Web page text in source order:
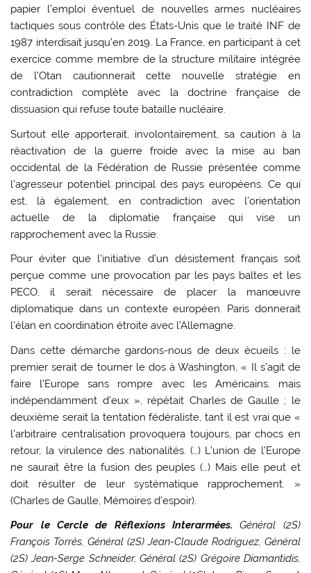
papier l’emploi éventuel de nouvelles armes nucléaires
tactiques sous contrôle des États-Unis que le traité INF de
1987 interdisait jusqu’en 2019. La France, en participant à cet
exercice comme membre de la structure militaire intégrée
de l’Otan cautionnerait cette nouvelle stratégie en
contradiction complète avec la doctrine française de
dissuasion qui refuse toute bataille nucléaire.
Surtout elle apporterait, involontairement, sa caution à la
réactivation de la guerre froide avec la mise au ban
occidental de la Fédération de Russie présentée comme
l’agresseur potentiel principal des pays européens. Ce qui
est, là également, en contradiction avec l’orientation
actuelle de la diplomatie française qui vise un
rapprochement avec la Russie.
Pour éviter que l’initiative d’un désistement français soit
perçue comme une provocation par les pays baltes et les
PECO, il serait nécessaire de placer la manœuvre
diplomatique dans un contexte européen. Paris donnerait
l’élan en coordination étroite avec l’Allemagne.
Dans cette démarche gardons-nous de deux écueils : le
premier serait de tourner le dos à Washington, « Il s’agit de
faire l’Europe sans rompre avec les Américains, mais
indépendamment d’eux », répétait Charles de Gaulle ; le
deuxième serait la tentation fédéraliste, tant il est vrai que «
l’arbitraire centralisation provoquera toujours, par chocs en
retour, la virulence des nationalités. (…) L’union de l’Europe
ne saurait être la fusion des peuples (…) Mais elle peut et
doit résulter de leur systématique rapprochement. »
(Charles de Gaulle, Mémoires d’espoir).
Pour le Cercle de Réflexions Interarmées.Général (2S)
François Torrès, Général (2S) Jean-Claude Rodriguez, Général
(2S) Jean-Serge Schneider, Général (2S) Grégoire Diamantidis,